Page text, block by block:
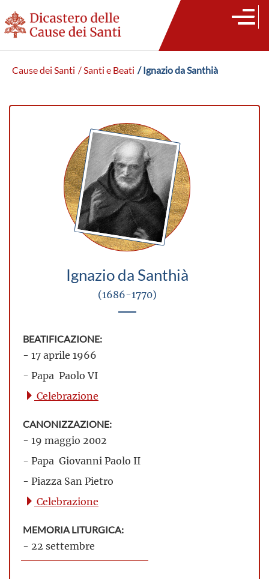
Cause dei Santi / Santi e Beati / Ignazio da Santhià
Ignazio da Santhià
(1686-1770)
BEATIFICAZIONE:
- 17 aprile 1966
- Papa Paolo VI
Celebrazione
CANONIZZAZIONE:
- 19 maggio 2002
- Papa Giovanni Paolo II
- Piazza San Pietro
Celebrazione
MEMORIA LITURGICA:
- 22 settembre